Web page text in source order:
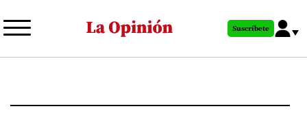
al
principal
Suscríbete